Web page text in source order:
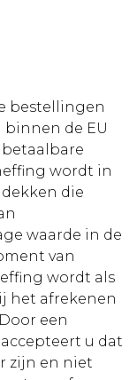
bestellingen
binnen de EU
wordt in
die
waarde in de
van
wordt als
het afrekenen
een
u dat
zijn en niet